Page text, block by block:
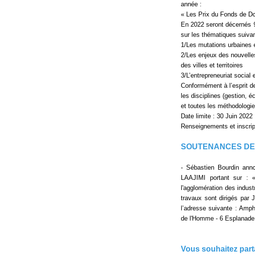
année :
« Les Prix du Fonds de
En 2022 seront
sur les thématiques
1/Les mutations urbaines
2/Les enjeux des
des villes et territoires
3/L’entrepreneuriat social
Conformément à l’esprit
les disciplines (gestion,
et toutes les
Date limite : 30 Juin 2022
Renseignements et
SOUTENANCES
- Sébastien Bourdin
LAAJIMI portant sur :
l'agglomération des
travaux sont dirigés par
l’adresse suivante :
de l'Homme - 6
Vous souhaitez